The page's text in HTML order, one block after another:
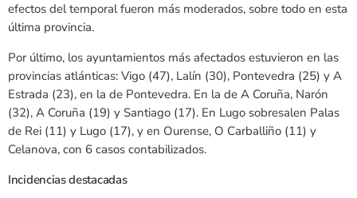
efectos del temporal fueron más moderados, sobre todo en esta
última provincia.
Por último, los ayuntamientos más afectados estuvieron en las
provincias atlánticas: Vigo (47), Lalín (30), Pontevedra (25) y A
Estrada (23), en la de Pontevedra. En la de A Coruña, Narón
(32), A Coruña (19) y Santiago (17). En Lugo sobresalen Palas
de Rei (11) y Lugo (17), y en Ourense, O Carballiño (11) y
Celanova, con 6 casos contabilizados.
Incidencias destacadas